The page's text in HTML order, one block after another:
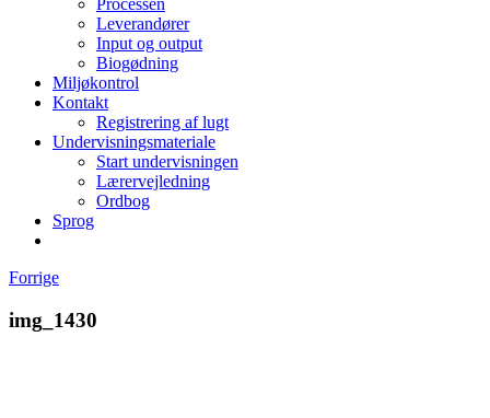
Processen
Leverandører
Input og output
Biogødning
Miljøkontrol
Kontakt
Registrering af lugt
Undervisningsmateriale
Start undervisningen
Lærervejledning
Ordbog
Sprog
Forrige
img_1430